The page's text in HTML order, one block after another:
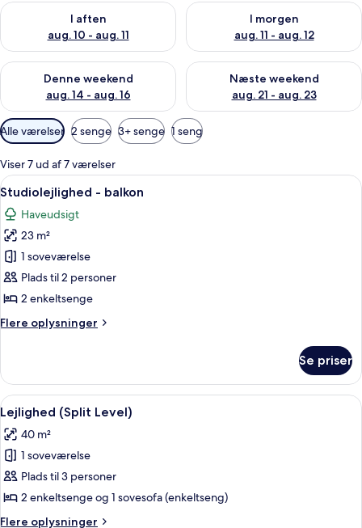
I aften
aug. 10 - aug. 11
Tjek tilgængelighed for i aften aug. 10 - aug. 11
I morgen
aug. 11 - aug. 12
Tjek tilgængelighed for i
Denne weekend
aug. 14 - aug. 16
Tjek tilgængelighed for denne weekend aug. 14 - aug. 16
Næste weekend
aug. 21 - aug. 23
Tjek tilgængelighed for næste
Tilgængelige
filtre
for
værelser
Alle værelser 2 senge 3+ senge 1 seng
Viser 7 ud af 7 værelser
Indlæs
alle
billeder
af
Studiolejlighed
-
balkon
Et soveværelse med en seng, to
13
Studiolejlighed - balkon
Haveudsigt
23 m²
1 soveværelse
Plads til 2 personer
2 enkeltsenge
Flere oplysninger
Flere
-
balkon
Se priser
Indlæs
alle
billeder
af
Lejlighed
(Split
Level)
Et soveværelse med to senge, et
12
Lejlighed (Split Level)
40 m²
1 soveværelse
Plads til 3 personer
2 enkeltsenge og 1 sovesofa (enkeltseng)
Flere oplysninger
Flere